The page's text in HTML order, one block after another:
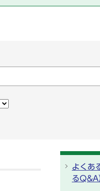
よくあ
るQ&A